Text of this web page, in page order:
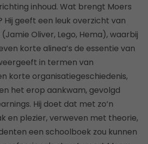
inhoud. Wat brengt Moers
Hij geeft een leuk overzicht van
Oliver, Lego, Hema), waarbij
korte alinea’s de essentie van
in termen van
korte organisatiegeschiedenis,
het erop aankwam, gevolgd
Hij doet dat met zo’n
en plezier, verweven met theorie,
een schoolboek zou kunnen